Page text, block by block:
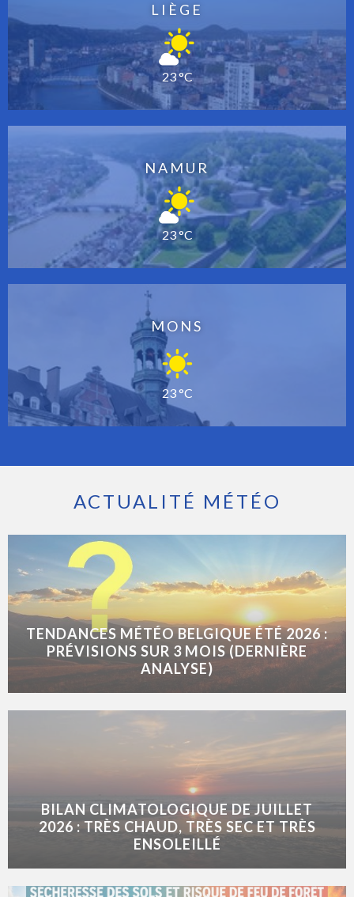
LIÈGE
23 °C
NAMUR
23 °C
MONS
23 °C
ACTUALITÉ MÉTÉO
TENDANCES MÉTÉO BELGIQUE ÉTÉ 2026 :
PRÉVISIONS SUR 3 MOIS (DERNIÈRE
ANALYSE)
BILAN CLIMATOLOGIQUE DE JUILLET
2026 : TRÈS CHAUD, TRÈS SEC ET TRÈS
ENSOLEILLÉ